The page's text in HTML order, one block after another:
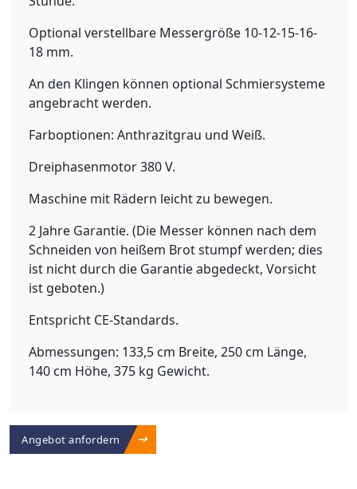
Optional verstellbare Messergröße 10-12-15-16-
18 mm.
An den Klingen können optional Schmiersysteme
angebracht werden.
Farboptionen: Anthrazitgrau und Weiß.
Dreiphasenmotor 380 V.
Maschine mit Rädern leicht zu bewegen.
2 Jahre Garantie. (Die Messer können nach dem
Schneiden von heißem Brot stumpf werden; dies
ist nicht durch die Garantie abgedeckt, Vorsicht
ist geboten.)
Entspricht CE-Standards.
Abmessungen: 133,5 cm Breite, 250 cm Länge,
140 cm Höhe, 375 kg Gewicht.
Angebot anfordern